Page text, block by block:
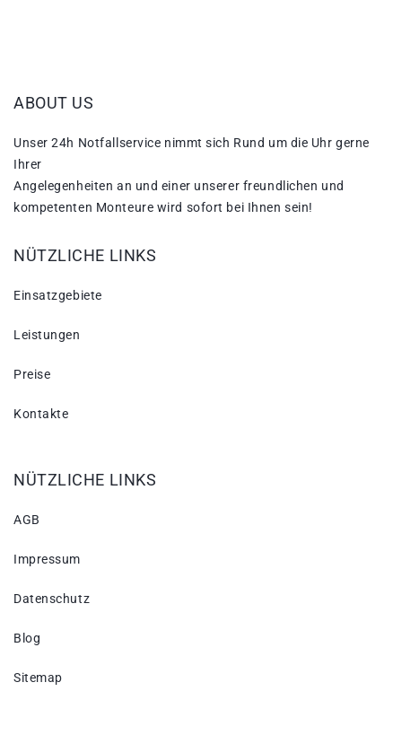
ABOUT US
Unser 24h Notfallservice nimmt sich Rund um die Uhr gerne
Ihrer
Angelegenheiten an und einer unserer freundlichen und
kompetenten Monteure wird sofort bei Ihnen sein!
NÜTZLICHE LINKS
Einsatzgebiete
Leistungen
Preise
Kontakte
NÜTZLICHE LINKS
AGB
Impressum
Datenschutz
Blog
Sitemap